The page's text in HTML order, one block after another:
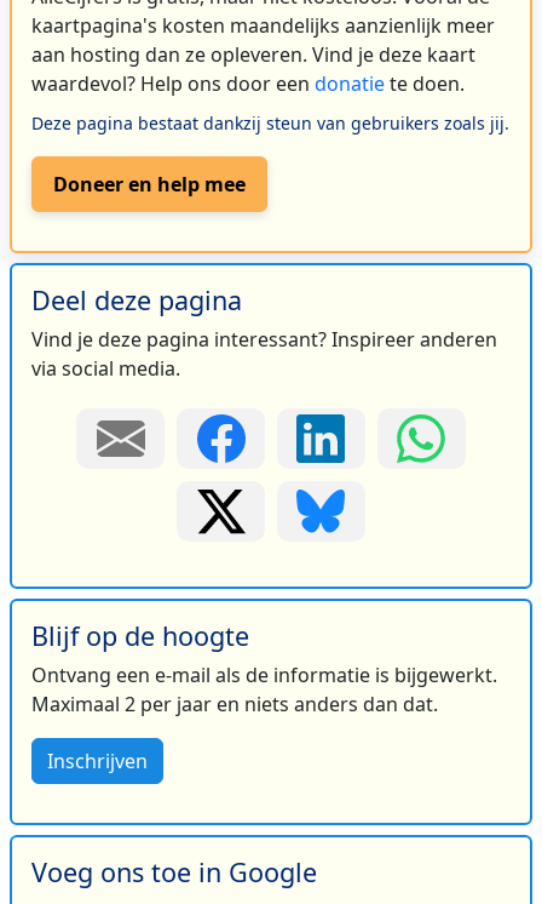
kaartpagina's kosten maandelijks aanzienlijk meer
aan hosting dan ze opleveren. Vind je deze kaart
waardevol? Help ons door een donatiete doen.
Deze pagina bestaat dankzij steun van gebruikers zoals jij.
Doneer en help mee
Deel deze pagina
Vind je deze pagina interessant? Inspireer anderen
via social media.
Blijf op de hoogte
Ontvang een e-mail als de informatie is bijgewerkt.
Maximaal 2 per jaar en niets anders dan dat.
Inschrijven
Voeg ons toe in Google